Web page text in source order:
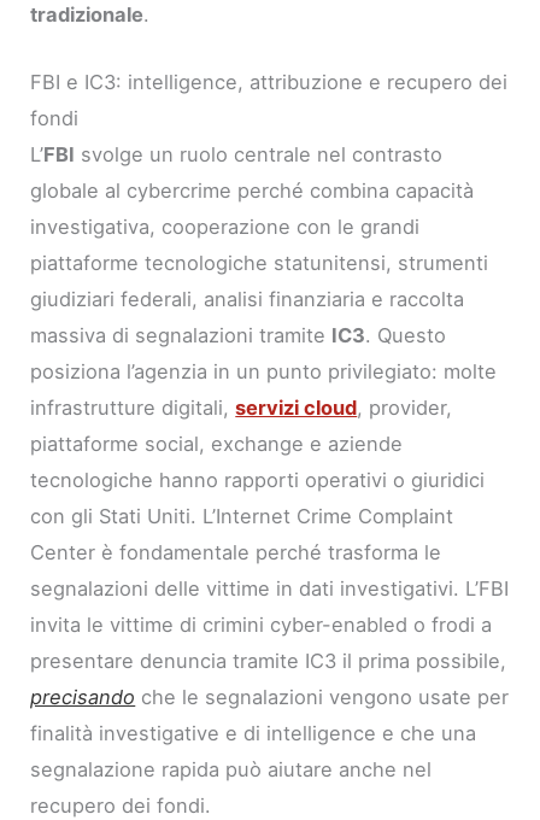
tradizionale.
FBI e IC3: intelligence, attribuzione e recupero dei
fondi
L’FBI svolge un ruolo centrale nel contrasto
globale al cybercrime perché combina capacità
investigativa, cooperazione con le grandi
piattaforme tecnologiche statunitensi, strumenti
giudiziari federali, analisi finanziaria e raccolta
massiva di segnalazioni tramite IC3. Questo
posiziona l’agenzia in un punto privilegiato: molte
infrastrutture digitali,servizi cloud, provider,
piattaforme social, exchange e aziende
tecnologiche hanno rapporti operativi o giuridici
con gli Stati Uniti. L’Internet Crime Complaint
Center è fondamentale perché trasforma le
segnalazioni delle vittime in dati investigativi. L’FBI
invita le vittime di crimini cyber-enabled o frodi a
presentare denuncia tramite IC3 il prima possibile,
precisando che le segnalazioni vengono usate per
finalità investigative e di intelligence e che una
segnalazione rapida può aiutare anche nel
recupero dei fondi.